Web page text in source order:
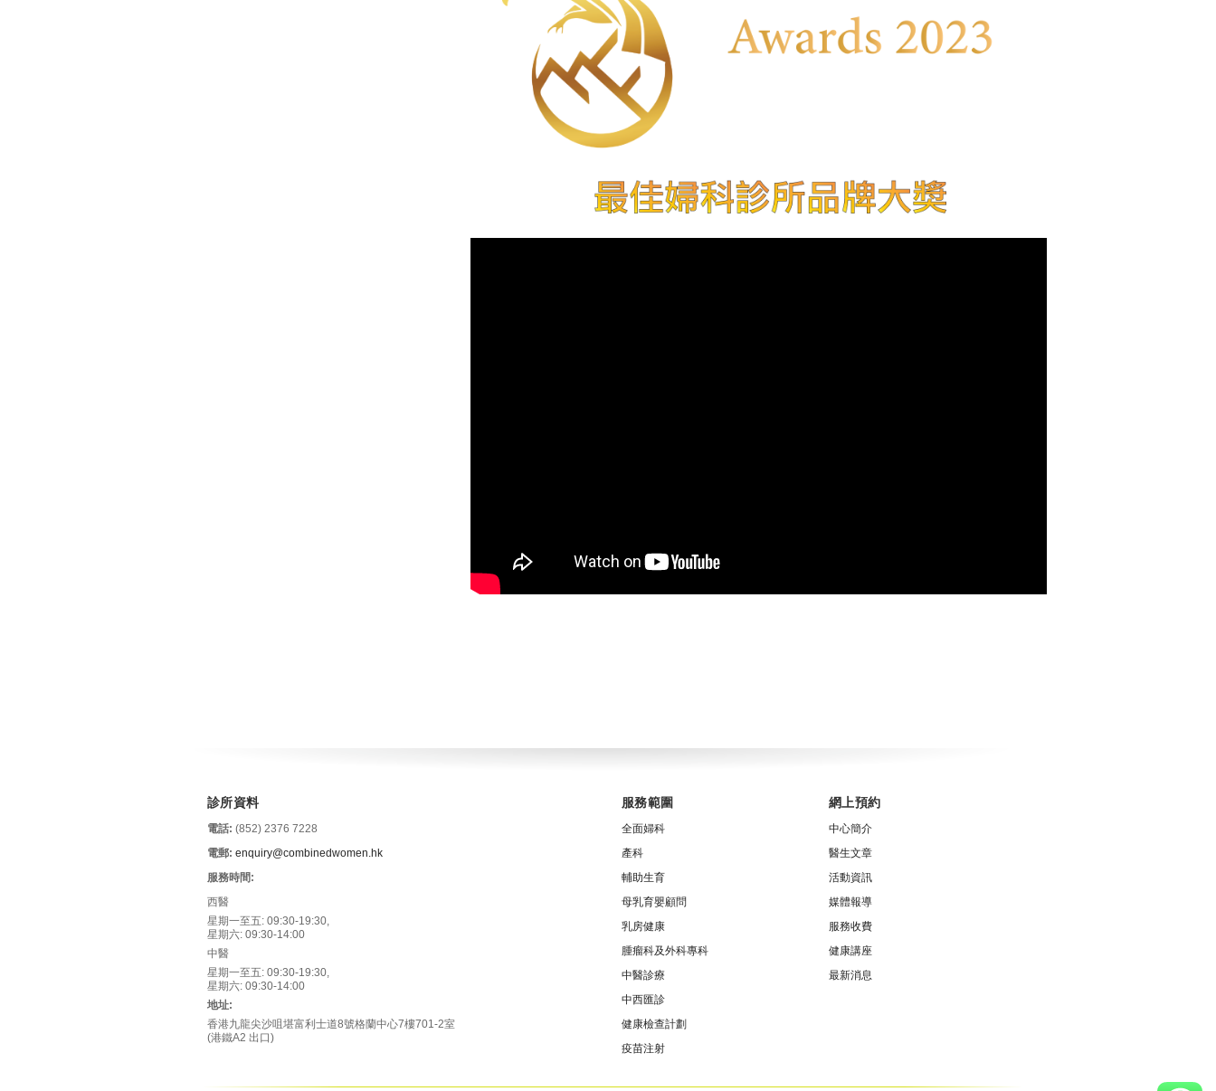
診所資料
電話: (852) 2376 7228
電郵: enquiry@combinedwomen.hk
服務時間:
西醫
星期一至五: 09:30-19:30,
星期六: 09:30-14:00
中醫
星期一至五: 09:30-19:30,
星期六: 09:30-14:00
地址:
香港九龍尖沙咀堪富利士道8號格蘭中心7樓701-2室
(港鐵A2 出口)
服務範圍
全面婦科
產科
輔助生育
母乳育嬰顧問
乳房健康
腫瘤科及外科專科
中醫診療
中西匯診
健康檢查計劃
疫苗注射
網上預約
中心簡介
醫生文章
活動資訊
媒體報導
服務收費
健康講座
最新消息